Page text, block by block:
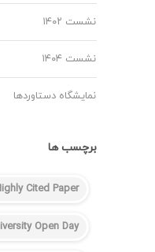
نشست ۱۴۰۲
نشست ۱۴۰۴
نمایشگاه دستاوردها
برچسب ها
Cited Paper
Open Day